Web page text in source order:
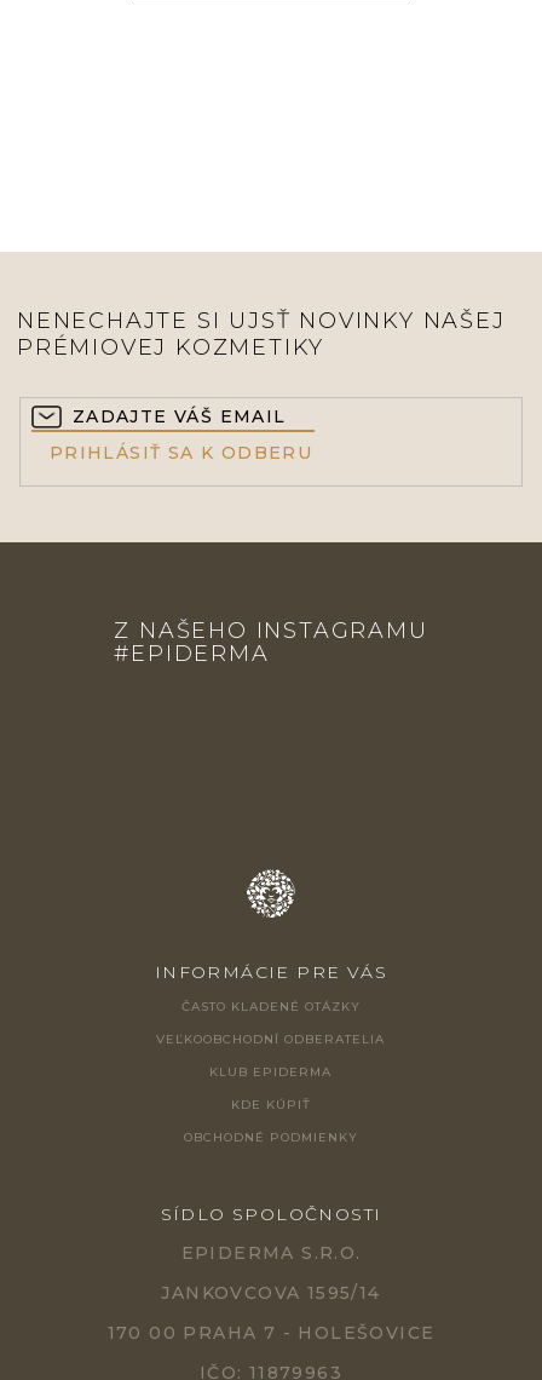
NENECHAJTE SI UJSŤ NOVINKY NAŠEJ
PRÉMIOVEJ KOZMETIKY
PRIHLÁSIŤ SA K ODBERU
Z NAŠEHO INSTAGRAMU
#EPIDERMA
INFORMÁCIE PRE VÁS
ČASTO KLADENÉ OTÁZKY
VEĽKOOBCHODNÍ ODBERATELIA
KLUB EPIDERMA
KDE KÚPIŤ
OBCHODNÉ PODMIENKY
SÍDLO SPOLOČNOSTI
EPIDERMA S.R.O.
JANKOVCOVA 1595/14
170 00 PRAHA 7 - HOLEŠOVICE
IČO: 11879963